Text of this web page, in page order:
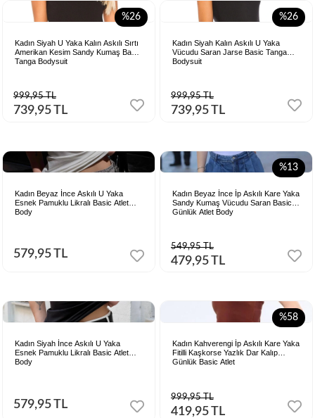
%26
Kadın Siyah U Yaka Kalın Askılı Sırtı
Amerikan Kesim Sandy Kumaş Basic
Tanga Bodysuit
999,95 TL
739,95 TL
%26
Kadın Siyah Kalın Askılı U Yaka
Vücudu Saran Jarse Basic Tanga
Bodysuit
999,95 TL
739,95 TL
Kadın Beyaz İnce Askılı U Yaka
Esnek Pamuklu Likralı Basic Atlet
Body
579,95 TL
%13
Kadın Beyaz İnce İp Askılı Kare Yaka
Sandy Kumaş Vücudu Saran Basic
Günlük Atlet Body
549,95 TL
479,95 TL
Kadın Siyah İnce Askılı U Yaka
Esnek Pamuklu Likralı Basic Atlet
Body
579,95 TL
%58
Kadın Kahverengi İp Askılı Kare Yaka
Fitilli Kaşkorse Yazlık Dar Kalıp
Günlük Basic Atlet
999,95 TL
419,95 TL